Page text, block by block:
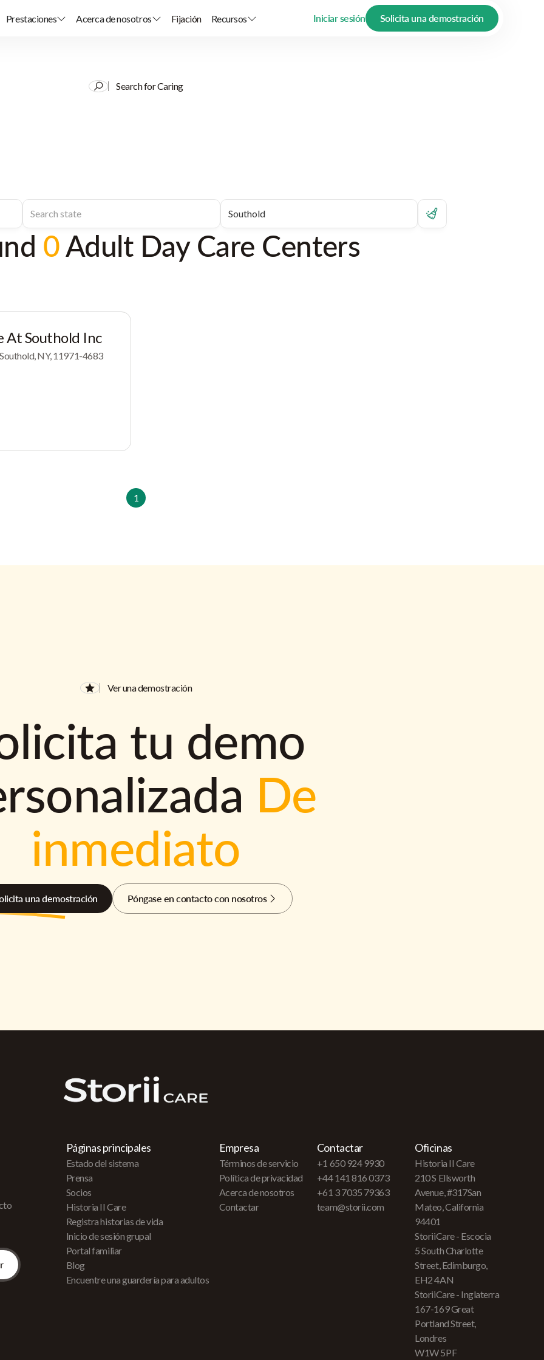
Prestaciones Acerca de nosotros Fijación Recursos Iniciar sesión Solicita una demostración
Search for Caring
0Adult Day Care Centers
At Southold Inc
NY, 11971-4683
1
Ver una demostración
tu demo
De
inmediato
una demostración Póngase en contacto con nosotros
Páginas principales
Estado del sistema
Prensa
Socios
Historia II Care
Registra historias de vida
Inicio de sesión grupal
Portal familiar
Blog
Encuentre una guardería para adultos
Empresa
Términos de servicio
Política de privacidad
Acerca de nosotros
Contactar
Contactar
+1 650 924 9930
+44 141 816 0373
+61 3 7035 79363
team@storii.com
Oficinas
Historia II Care
210 S Ellsworth
Avenue, #317San
Mateo, California
94401
StoriiCare - Escocia
5 South Charlotte
Street, Edimburgo,
EH2 4AN
StoriiCare - Inglaterra
167-169 Great
Portland Street,
Londres
W1W 5PF